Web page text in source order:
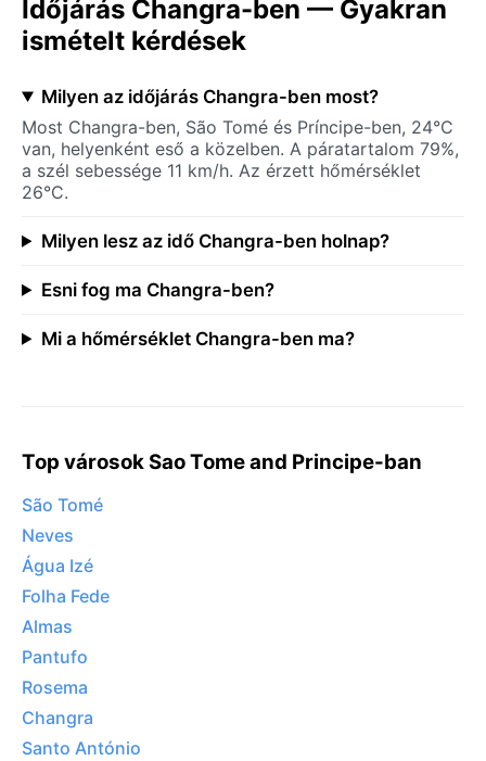
Időjárás Changra-ben — Gyakran
ismételt kérdések
Milyen az időjárás Changra-ben most?
Most Changra-ben, São Tomé és Príncipe-ben, 24°C
van, helyenként eső a közelben. A páratartalom 79%,
a szél sebessége 11 km/h. Az érzett hőmérséklet
26°C.
Milyen lesz az idő Changra-ben holnap?
Esni fog ma Changra-ben?
Mi a hőmérséklet Changra-ben ma?
Top városok Sao Tome and Principe-ban
São Tomé
Neves
Água Izé
Folha Fede
Almas
Pantufo
Rosema
Changra
Santo António